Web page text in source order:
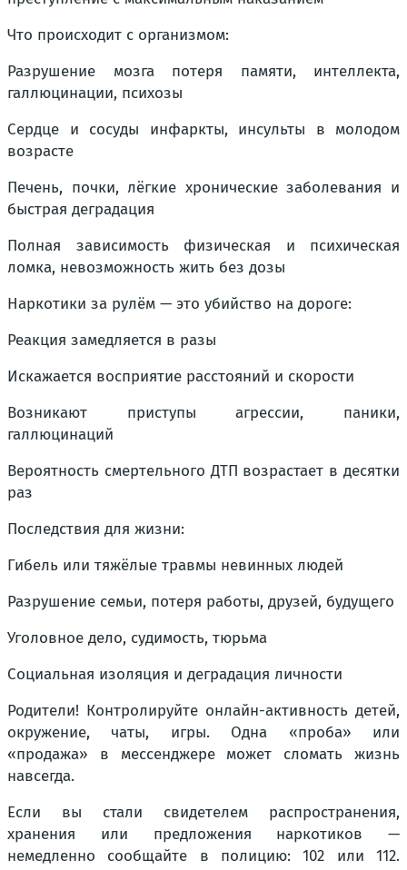
Что происходит с организмом:
Разрушение мозга потеря памяти, интеллекта,
галлюцинации, психозы
Сердце и сосуды инфаркты, инсульты в молодом
возрасте
Печень, почки, лёгкие хронические заболевания и
быстрая деградация
Полная зависимость физическая и психическая
ломка, невозможность жить без дозы
Наркотики за рулём — это убийство на дороге:
Реакция замедляется в разы
Искажается восприятие расстояний и скорости
Возникают приступы агрессии, паники,
галлюцинаций
Вероятность смертельного ДТП возрастает в десятки
раз
Последствия для жизни:
Гибель или тяжёлые травмы невинных людей
Разрушение семьи, потеря работы, друзей, будущего
Уголовное дело, судимость, тюрьма
Социальная изоляция и деградация личности
Родители! Контролируйте онлайн-активность детей,
окружение, чаты, игры. Одна «проба» или
«продажа» в мессенджере может сломать жизнь
навсегда.
Если вы стали свидетелем распространения,
хранения или предложения наркотиков —
немедленно сообщайте в полицию: 102 или 112.